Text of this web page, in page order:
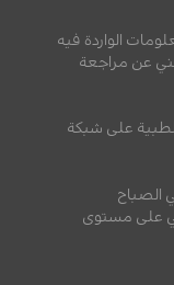
الواردة فيه
عن مراجعة
على شبكة
الصباح
على مستوى